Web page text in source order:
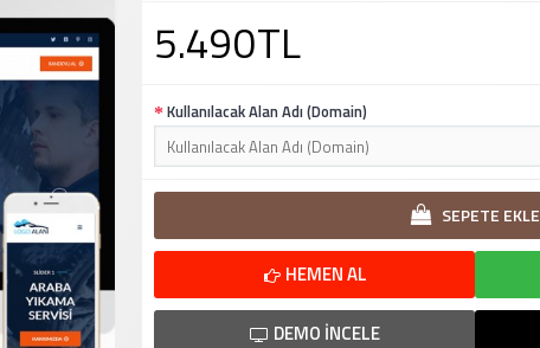
5.490TL
Kullanılacak Alan Adı (Domain)
SEPETE EKLE
HEMEN AL
DEMO İNCELE